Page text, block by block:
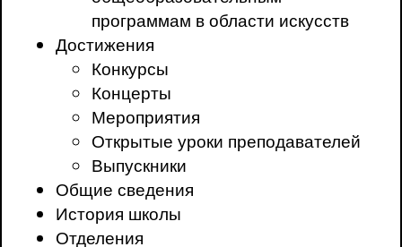
программам в области искусств
Достижения
Конкурсы
Концерты
Мероприятия
Открытые уроки преподавателей
Выпускники
Общие сведения
История школы
Отделения